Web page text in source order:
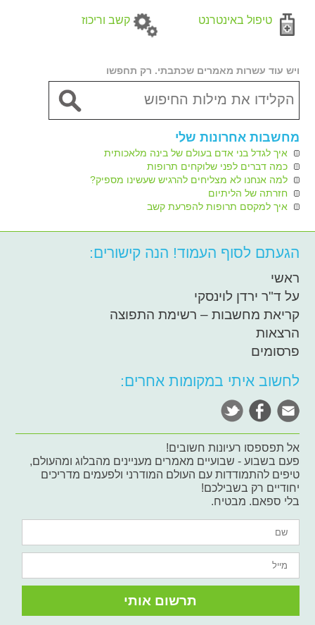
טיפול באינטרנט קשב וריכוז
ויש עוד עשרות מאמרים שכתבתי. רק תחפשו
מחשבות אחרונות שלי
איך לגדל בני אדם בעולם של בינה מלאכותית
כמה דברים לפני שלוקחים תרופות
למה אנחנו לא מצליחים להרגיש שעשינו מספיק?
חזרתה של הליתיום
איך למקסם תרופות להפרעת קשב
הגעתם לסוף העמוד! הנה קישורים:
ראשי
על ד"ר ירדן לוינסקי
קריאת מחשבות – רשימת התפוצה
הרצאות
פרסומים
לחשוב איתי במקומות אחרים:
אל תפספסו רעיונות חשובים!
פעם בשבוע - שבועיים מאמרים מעניינים מהבלוג ומהעולם,
טיפים להתמודדות עם העולם המודרני ולפעמים מדריכים
יחודיים רק בשבילכם!
בלי ספאם. מבטיח.